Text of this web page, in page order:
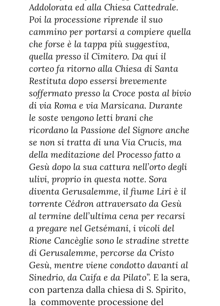
Addolorata ed alla Chiesa Cattedrale.
Poi la processione riprende il suo
cammino per portarsi a compiere quella
che forse è la tappa più suggestiva,
quella presso il Cimitero. Da qui il
corteo fa ritorno alla Chiesa di Santa
Restituta dopo essersi brevemente
soffermato presso la Croce posta al bivio
di via Roma e via Marsicana. Durante
le soste vengono letti brani che
ricordano la Passione del Signore anche
se non si tratta di una Via Crucis, ma
della meditazione del Processo fatto a
Gesù dopo la sua cattura nell’orto degli
ulivi, proprio in questa notte. Sora
diventa Gerusalemme, il fiume Liri è il
torrente Cédron attraversato da Gesù
al termine dell’ultima cena per recarsi
a pregare nel Getsémani, i vicoli del
Rione Cancèglie sono le stradine strette
di Gerusalemme, percorse da Cristo
Gesù, mentre viene condotto davanti al
Sinedrio, da Caifa e da Pilato”. E la sera,
con partenza dalla chiesa di S. Spirito,
la commovente processione del